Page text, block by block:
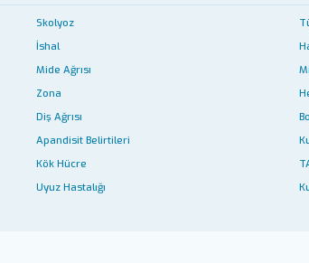
Skolyoz
İshal
Mide Ağrısı
Zona
Diş Ağrısı
Apandisit Belirtileri
Kök Hücre
Uyuz Hastalığı